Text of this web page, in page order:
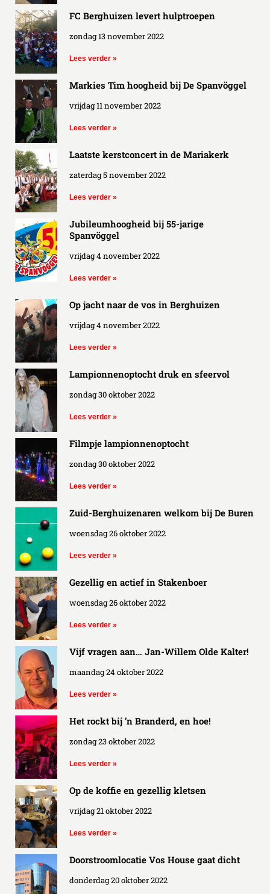
FC Berghuizen levert hulptroepen
zondag 13 november 2022
Lees verder »
Markies Tim hoogheid bij De Spanvöggel
vrijdag 11 november 2022
Lees verder »
Laatste kerstconcert in de Mariakerk
zaterdag 5 november 2022
Lees verder »
Jubileumhoogheid bij 55-jarige
Spanvöggel
vrijdag 4 november 2022
Lees verder »
Op jacht naar de vos in Berghuizen
vrijdag 4 november 2022
Lees verder »
Lampionnenoptocht druk en sfeervol
zondag 30 oktober 2022
Lees verder »
Filmpje lampionnenoptocht
zondag 30 oktober 2022
Lees verder »
Zuid-Berghuizenaren welkom bij De Buren
woensdag 26 oktober 2022
Lees verder »
Gezellig en actief in Stakenboer
woensdag 26 oktober 2022
Lees verder »
Vijf vragen aan… Jan-Willem Olde Kalter!
maandag 24 oktober 2022
Lees verder »
Het rockt bij ’n Branderd, en hoe!
zondag 23 oktober 2022
Lees verder »
Op de koffie en gezellig kletsen
vrijdag 21 oktober 2022
Lees verder »
Doorstroomlocatie Vos House gaat dicht
donderdag 20 oktober 2022